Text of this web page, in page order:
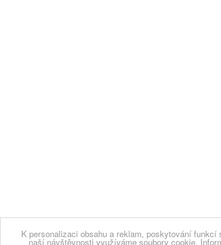
K personalizaci obsahu a reklam, poskytování
naší návštěvnosti využíváme soubory cookie.